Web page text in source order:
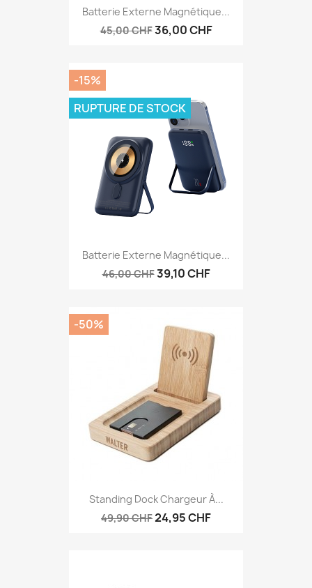
Batterie Externe Magnétique...
45,00 CHF36,00 CHF
Batterie Externe Magnétique...
46,00 CHF39,10 CHF
-15%
RUPTURE DE STOCK
Standing Dock Chargeur À...
49,90 CHF24,95 CHF
-50%